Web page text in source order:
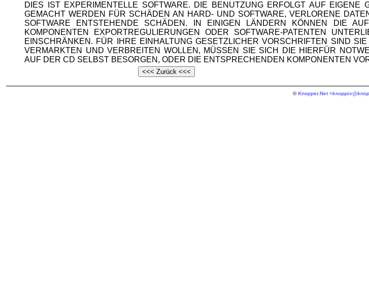
DIES IST EXPERIMENTELLE SOFTWARE. DIE BENUTZUNG ERFOLGT AUF
GEMACHT WERDEN FÜR SCHÄDEN AN HARD- UND SOFTWARE, VERLORENE
SOFTWARE ENTSTEHENDE SCHÄDEN. IN EINIGEN LÄNDERN KÖNNEN DIE
KOMPONENTEN EXPORTREGULIERUNGEN ODER SOFTWARE-PATENTEN
EINSCHRÄNKEN. FÜR IHRE EINHALTUNG GESETZLICHER VORSCHRIFTEN SIND
VERMARKTEN UND VERBREITEN WOLLEN, MÜSSEN SIE SICH DIE HIERFÜR
AUF DER CD SELBST BESORGEN, ODER DIE ENTSPRECHENDEN KOMPONENTEN
©Knopper.Net